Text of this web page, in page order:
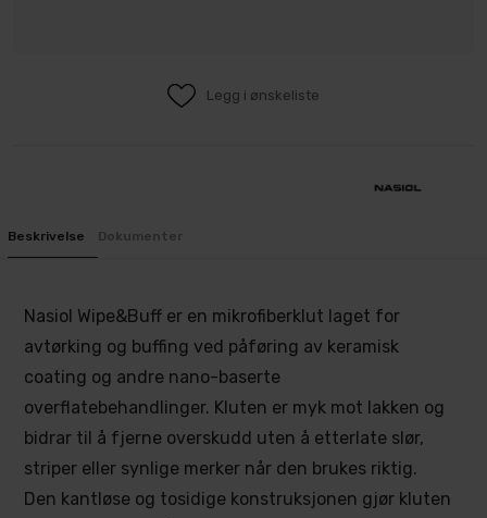
Legg i ønskeliste
Beskrivelse Dokumenter
Nasiol Wipe&Buff er en mikrofiberklut laget for
avtørking og buffing ved påføring av keramisk
coating og andre nano-baserte
overflatebehandlinger. Kluten er myk mot lakken og
bidrar til å fjerne overskudd uten å etterlate slør,
striper eller synlige merker når den brukes riktig.
Den kantløse og tosidige konstruksjonen gjør kluten